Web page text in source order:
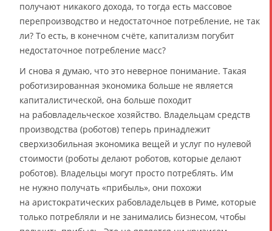
получают никакого дохода, то тогда есть массовое
перепроизводство и недостаточное потребление, не так
ли? То есть, в конечном счёте, капитализм погубит
недостаточное потребление масс?
И снова я думаю, что это неверное понимание. Такая
роботизированная экономика больше не является
капиталистической, она больше походит
на рабовладельческое хозяйство. Владельцам средств
производства (роботов) теперь принадлежит
сверхизобильная экономика вещей и услуг по нулевой
стоимости (роботы делают роботов, которые делают
роботов). Владельцы могут просто потреблять. Им
не нужно получать «прибыль», они похожи
на аристократических рабовладельцев в Риме, которые
только потребляли и не занимались бизнесом, чтобы